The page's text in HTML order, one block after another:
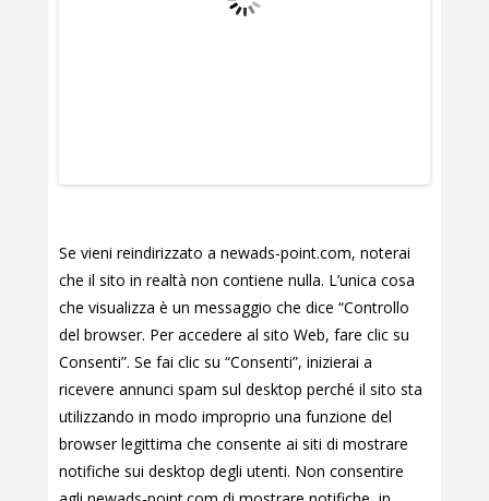
Se vieni reindirizzato a newads-point.com, noterai
che il sito in realtà non contiene nulla. L’unica cosa
che visualizza è un messaggio che dice “Controllo
del browser. Per accedere al sito Web, fare clic su
Consenti”. Se fai clic su “Consenti”, inizierai a
ricevere annunci spam sul desktop perché il sito sta
utilizzando in modo improprio una funzione del
browser legittima che consente ai siti di mostrare
notifiche sui desktop degli utenti. Non consentire